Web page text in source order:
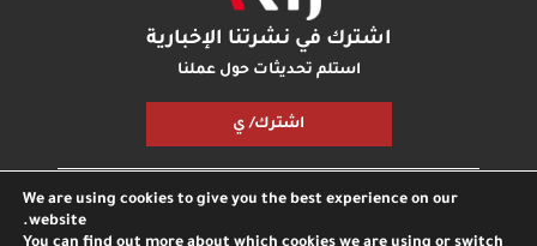
اشترك في نشرتنا الإخبارية
استلم تحديثات حول عملنا
اشترك/ ي
مكتبة أريجبودكاست أريجاتصل بناشارك معنا
We are using cookies to give you the best experience on our
website.